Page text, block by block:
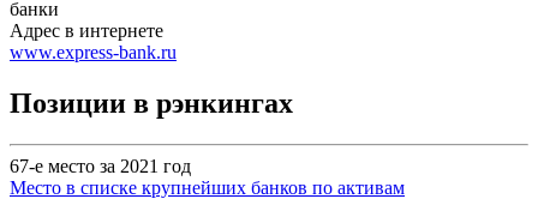
банки
Адрес в интернете
www.express-bank.ru
Позиции в рэнкингах
67-е место за 2021 год
Место в списке крупнейших банков по активам